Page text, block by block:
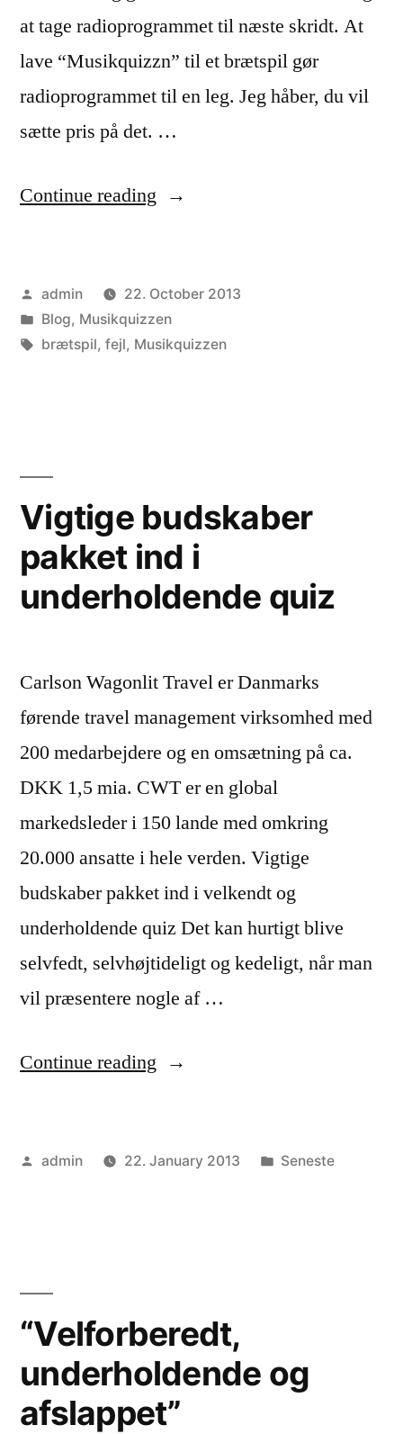
at tage radioprogrammet til næste skridt. At
lave “Musikquizzn” til et brætspil gør
radioprogrammet til en leg. Jeg håber, du vil
sætte pris på det. …
Continue reading “Musikquizzen
fejlfrit”
Posted
by
admin
22. October 2013
Posted
in
Blog, Musikquizzen
Tags:
brætspil, fejl, Musikquizzen
Vigtige budskaber
pakket ind i
underholdende quiz
Carlson Wagonlit Travel er Danmarks
førende travel management virksomhed med
200 medarbejdere og en omsætning på ca.
DKK 1,5 mia. CWT er en global
markedsleder i 150 lande med omkring
20.000 ansatte i hele verden. Vigtige
budskaber pakket ind i velkendt og
underholdende quiz Det kan hurtigt blive
selvfedt, selvhøjtideligt og kedeligt, når man
vil præsentere nogle af …
Continue reading “Vigtige
ind
Posted
admin 22. January 2013
Posted
Seneste
“Velforberedt,
underholdende og
afslappet”